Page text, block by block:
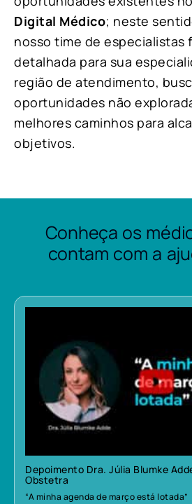
Digital Médico; neste
nosso time de especialistas
detalhada para sua
região de atendimento,
oportunidades não
melhores caminhos para
objetivos.
Conheça os
contam com a
Depoimento Dra. Júlia Blumke
Obstetra
“A minha agenda de março está lotada”